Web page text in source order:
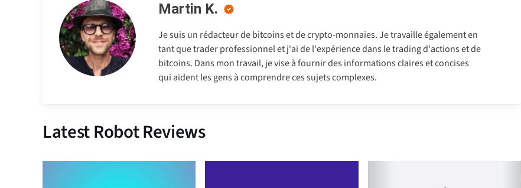
Martin K.
Je suis un rédacteur de bitcoins et de crypto-monnaies. Je travaille également en
tant que trader professionnel et j'ai de l'expérience dans le trading d'actions et de
bitcoins. Dans mon travail, je vise à fournir des informations claires et concises
qui aident les gens à comprendre ces sujets complexes.
Latest Robot Reviews